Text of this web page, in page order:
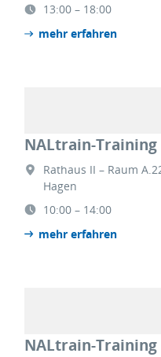
13:00 – 18:00
mehr erfahren
NALtrain-Training
Rathaus II – Raum
Hagen
10:00 – 14:00
mehr erfahren
NALtrain-